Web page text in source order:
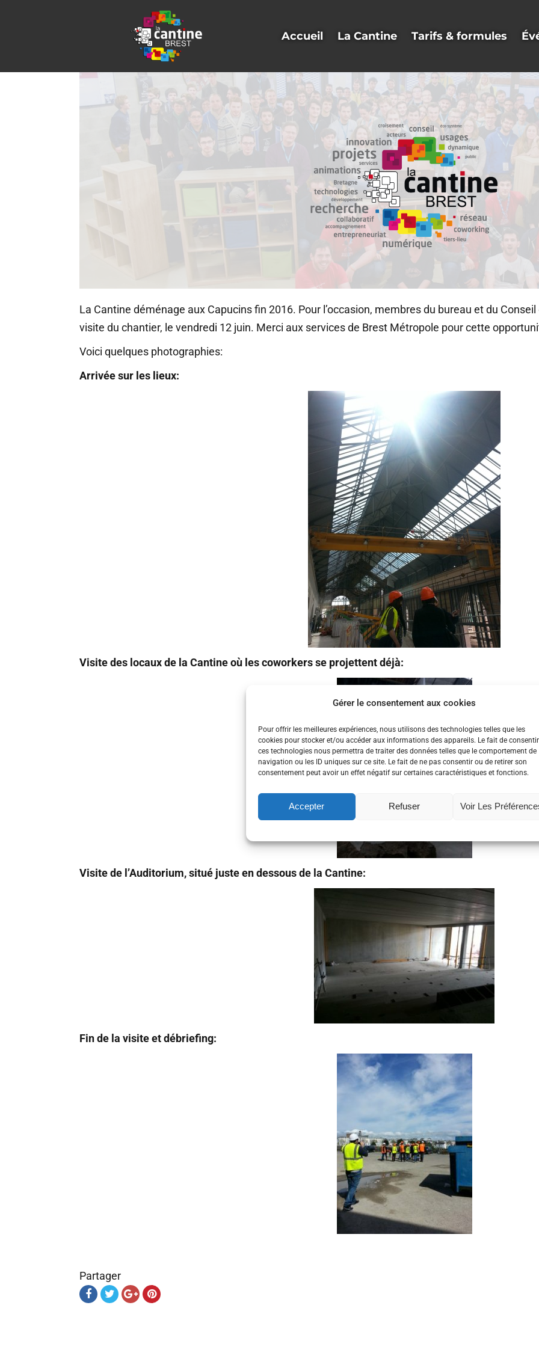
Gérer le consentement aux cookies
Pour offrir les meilleures expériences, nous utilisons des technologies telles que les
cookies pour stocker et/ou accéder aux informations des appareils. Le fait de
ces technologies nous permettra de traiter des données telles que le comportement de
navigation ou les ID uniques sur ce site. Le fait de ne pas consentir ou de retirer son
consentement peut avoir un effet négatif sur certaines caractéristiques et fonctions.
Accepter Refuser Voir Les
Accueil La Cantine Tarifs & formules
La Cantine déménage aux Capucins fin 2016. Pour l’occasion, membres du bureau et du
visite du chantier, le vendredi 12 juin. Merci aux services de Brest Métropole pour cette
Voici quelques photographies:
Arrivée sur les lieux:
Visite des locaux de la Cantine où les coworkers se projettent déjà:
Visite de l’Auditorium, situé juste en dessous de la Cantine:
Fin de la visite et débriefing:
Partager